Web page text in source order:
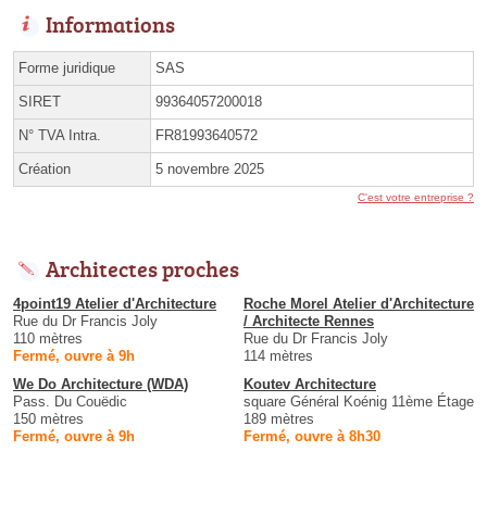
Informations
Forme juridique SAS
SIRET 99364057200018
N° TVA Intra. FR81993640572
Création 5 novembre 2025
C'est votre entreprise ?
Architectes proches
4point19 Atelier d'Architecture
Rue du Dr Francis Joly
110 mètres
Fermé, ouvre à 9h
Roche Morel Atelier d'Architecture
/ Architecte Rennes
Rue du Dr Francis Joly
114 mètres
We Do Architecture (WDA)
Pass. Du Couëdic
150 mètres
Fermé, ouvre à 9h
Koutev Architecture
square Général Koénig 11ème Étage
189 mètres
Fermé, ouvre à 8h30